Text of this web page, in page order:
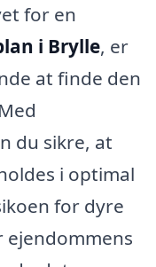
for en
i Brylle, er
at finde den
du sikre, at
i optimal
for dyre